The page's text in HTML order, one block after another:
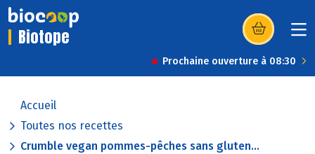
Biotope (s’ouvre dans
Prochaine ouverture à 08:30
Accueil
Toutes nos recettes
Crumble vegan pommes-pêches sans gluten...